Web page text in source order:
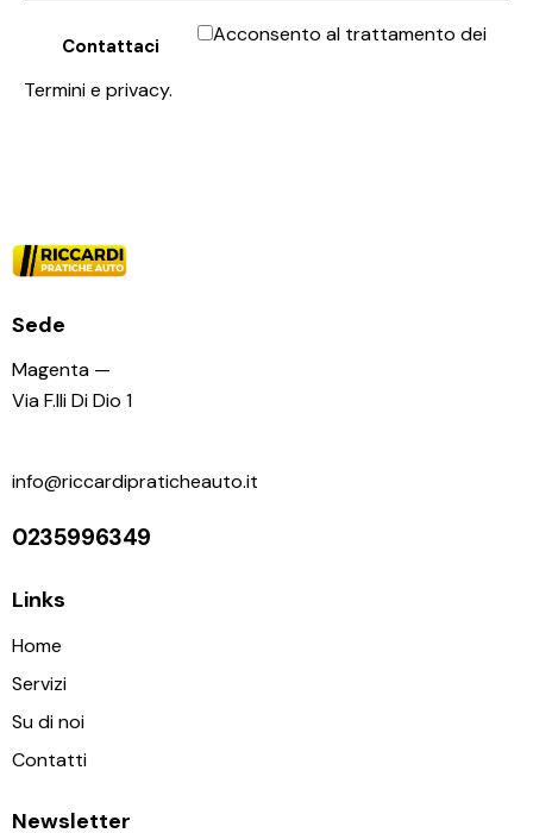
Acconsento al trattamento dei
Termini e privacy.
Sede
Magenta —
Via F.lli Di Dio 1
info@riccardipraticheauto.it
0235996349
Links
Home
Servizi
Su di noi
Contatti
Newsletter